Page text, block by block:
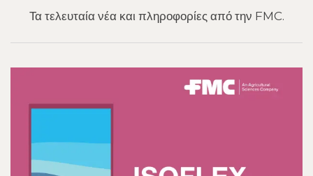
Τα τελευταία νέα και πληροφορίες από την FMC.